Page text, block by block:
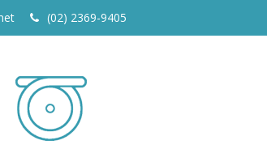
(02) 2369-9405